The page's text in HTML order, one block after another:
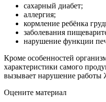
сахарный диабет;
аллергия;
кормление ребёнка
заболевания
нарушение функции
Кроме особенностей
характеристики самого
вызывает нарушение работы
Оцените материал